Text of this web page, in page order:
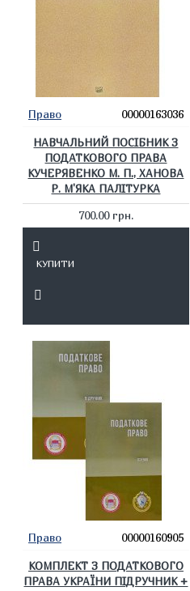
Право 00000163036
НАВЧАЛЬНИЙ ПОСІБНИК З
ПОДАТКОВОГО ПРАВА
КУЧЕРЯВЕНКО М. П., ХАНОВА
Р. М'ЯКА ПАЛІТУРКА
700.00 грн.
КУПИТИ
Право 00000160905
КОМПЛЕКТ З ПОДАТКОВОГО
ПРАВА УКРАЇНИ ПІДРУЧНИК +